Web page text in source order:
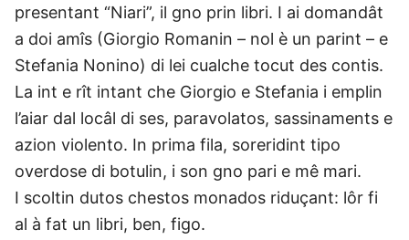
presentant “Niari”, il gno prin libri. I ai domandât
a doi amîs (Giorgio Romanin – nol è un parint – e
Stefania Nonino) di lei cualche tocut des contis.
La int e rît intant che Giorgio e Stefania i emplin
l’aiar dal locâl di ses, paravolatos, sassinaments e
azion violento. In prima fila, soreridint tipo
overdose di botulin, i son gno pari e mê mari.
I scoltin dutos chestos monados riduçant: lôr fi
al à fat un libri, ben, figo.